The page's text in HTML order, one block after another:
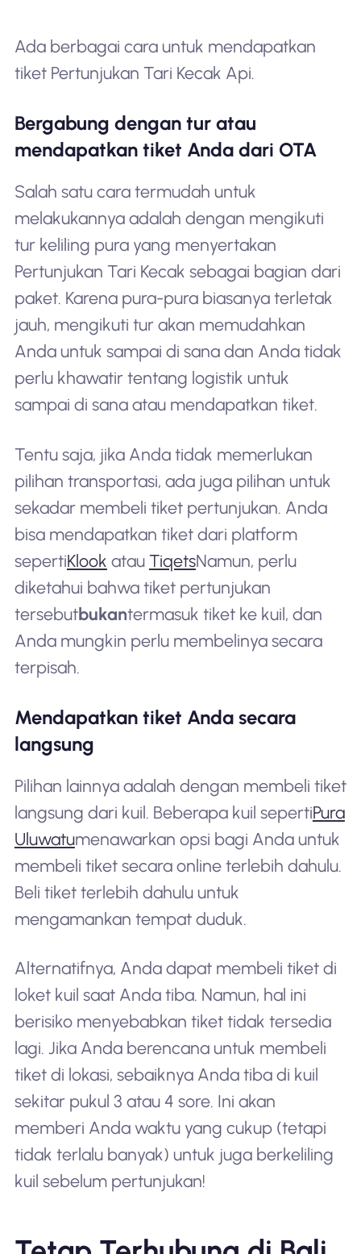
Ada berbagai cara untuk mendapatkan
tiket Pertunjukan Tari Kecak Api.
Bergabung dengan tur atau
mendapatkan tiket Anda dari OTA
Salah satu cara termudah untuk
melakukannya adalah dengan mengikuti
tur keliling pura yang menyertakan
Pertunjukan Tari Kecak sebagai bagian dari
paket. Karena pura-pura biasanya terletak
jauh, mengikuti tur akan memudahkan
Anda untuk sampai di sana dan Anda tidak
perlu khawatir tentang logistik untuk
sampai di sana atau mendapatkan tiket.
Tentu saja, jika Anda tidak memerlukan
pilihan transportasi, ada juga pilihan untuk
sekadar membeli tiket pertunjukan. Anda
bisa mendapatkan tiket dari platform
sepertiKlook atau TiqetsNamun, perlu
diketahui bahwa tiket pertunjukan
tersebutbukantermasuk tiket ke kuil, dan
Anda mungkin perlu membelinya secara
terpisah.
Mendapatkan tiket Anda secara
langsung
Pilihan lainnya adalah dengan membeli tiket
langsung dari kuil. Beberapa kuil sepertiPura
Uluwatumenawarkan opsi bagi Anda untuk
membeli tiket secara online terlebih dahulu.
Beli tiket terlebih dahulu untuk
mengamankan tempat duduk.
Alternatifnya, Anda dapat membeli tiket di
loket kuil saat Anda tiba. Namun, hal ini
berisiko menyebabkan tiket tidak tersedia
lagi. Jika Anda berencana untuk membeli
tiket di lokasi, sebaiknya Anda tiba di kuil
sekitar pukul 3 atau 4 sore. Ini akan
memberi Anda waktu yang cukup (tetapi
tidak terlalu banyak) untuk juga berkeliling
kuil sebelum pertunjukan!